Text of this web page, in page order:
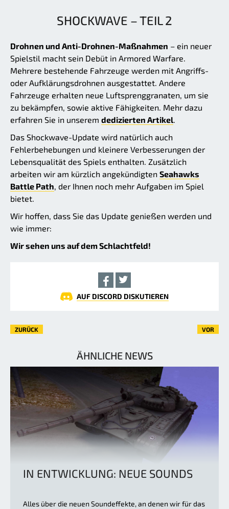
SHOCKWAVE – TEIL 2
Drohnen und Anti-Drohnen-Maßnahmen – ein neuer
Spielstil macht sein Debüt in Armored Warfare.
Mehrere bestehende Fahrzeuge werden mit Angriffs-
oder Aufklärungsdrohnen ausgestattet. Andere
Fahrzeuge erhalten neue Luftsprenggranaten, um sie
zu bekämpfen, sowie aktive Fähigkeiten. Mehr dazu
erfahren Sie in unserem dedizierten Artikel
Das Shockwave-Update wird natürlich auch
Fehlerbehebungen und kleinere Verbesserungen der
Lebensqualität des Spiels enthalten. Zusätzlich
arbeiten wir am kürzlich angekündigten Seahawks
Battle Path , der Ihnen noch mehr Aufgaben im Spiel
bietet.
Wir hoffen, dass Sie das Update genießen werden und
wie immer:
Wir sehen uns auf dem Schlachtfeld!
AUF DISCORD DISKUTIEREN
ZURÜCK VOR
ÄHNLICHE NEWS
IN ENTWICKLUNG: NEUE SOUNDS
Alles über die neuen Soundeffekte, an denen wir für das